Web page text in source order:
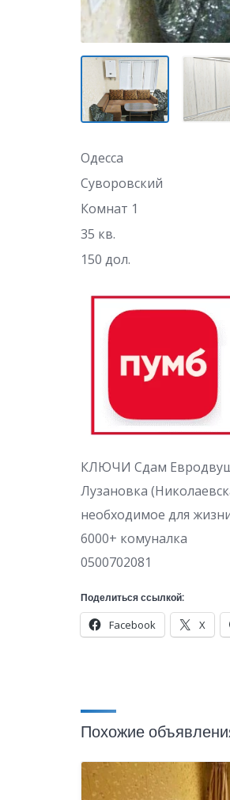
Одесса
Суворовский
Комнат 1
35 кв.
150 дол.
КЛЮЧИ Сдам
Лузановка
необходимое для
6000+ комуналка
0500702081
Поделиться ссылкой:
Facebook X
Похожие